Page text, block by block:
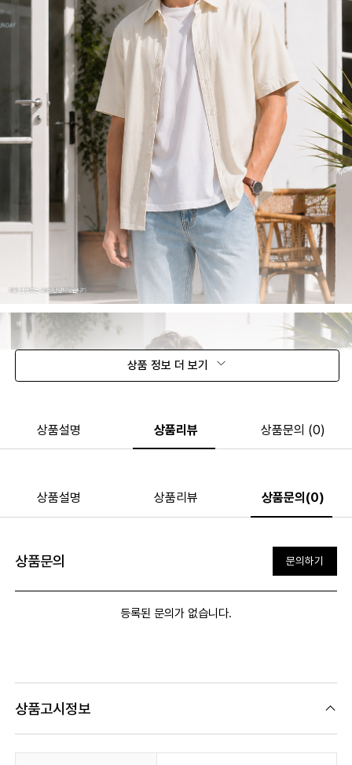
상품 정보 더 보기
상품설명 상품리뷰 상품문의 (0)
상품설명 상품리뷰 상품문의(0)
상품문의 문의하기
등록된 문의가 없습니다.
상품고시정보